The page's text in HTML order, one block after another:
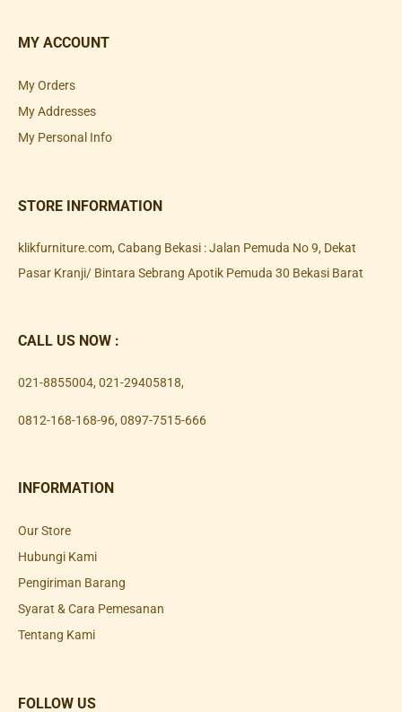
MY ACCOUNT
My Orders
My Addresses
My Personal Info
STORE INFORMATION
klikfurniture.com, Cabang Bekasi : Jalan Pemuda No 9, Dekat
Pasar Kranji/ Bintara Sebrang Apotik Pemuda 30 Bekasi Barat
CALL US NOW :
021-8855004, 021-29405818,
0812-168-168-96, 0897-7515-666
INFORMATION
Our Store
Hubungi Kami
Pengiriman Barang
Syarat & Cara Pemesanan
Tentang Kami
FOLLOW US